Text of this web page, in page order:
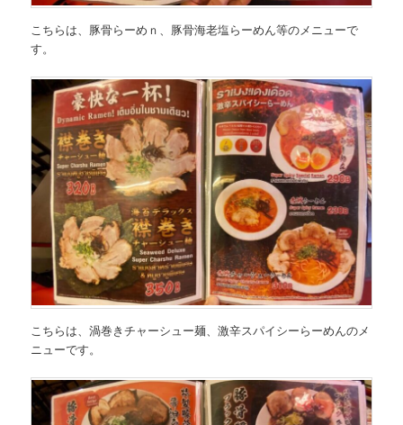
こちらは、 豚骨らーめｎ、豚骨海老塩らーめん等のメニューで
す。
こちらは、渦巻きチャーシュー麺、激辛スパイシーらーめんのメ
ニューです。